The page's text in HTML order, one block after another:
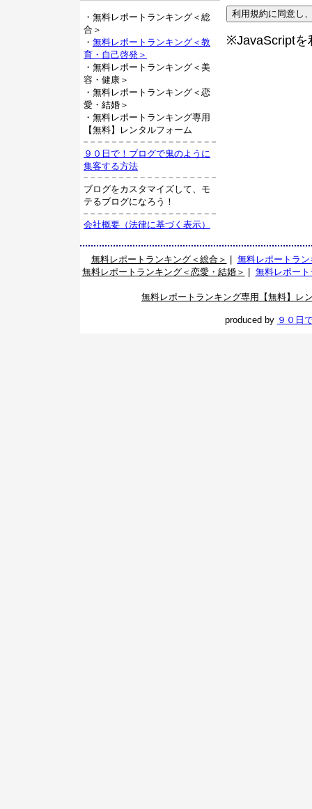
※JavaScriptを
・無料レポートランキング＜総
合＞
・ 無料レポートランキング＜教
育・自己啓発＞
・無料レポートランキング＜美
容・健康＞
・無料レポートランキング＜恋
愛・結婚＞
・無料レポートランキング専用
【無料】レンタルフォーム
９０日で！ブログで鬼のように
集客する方法
ブログをカスタマイズして、モ
テるブログになろう！
会社概要（法律に基づく表示）
無料レポートランキング＜総合＞
無料レポートラ
無料レポートランキング＜恋愛・結婚＞
無料レポー
無料レポートランキング専用【無料】レ
produced by ９０日